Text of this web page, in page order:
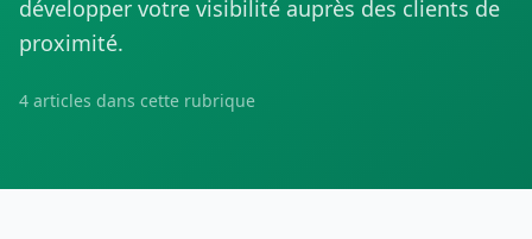
développer votre visibilité auprès des clients de
proximité.
4 articles dans cette rubrique